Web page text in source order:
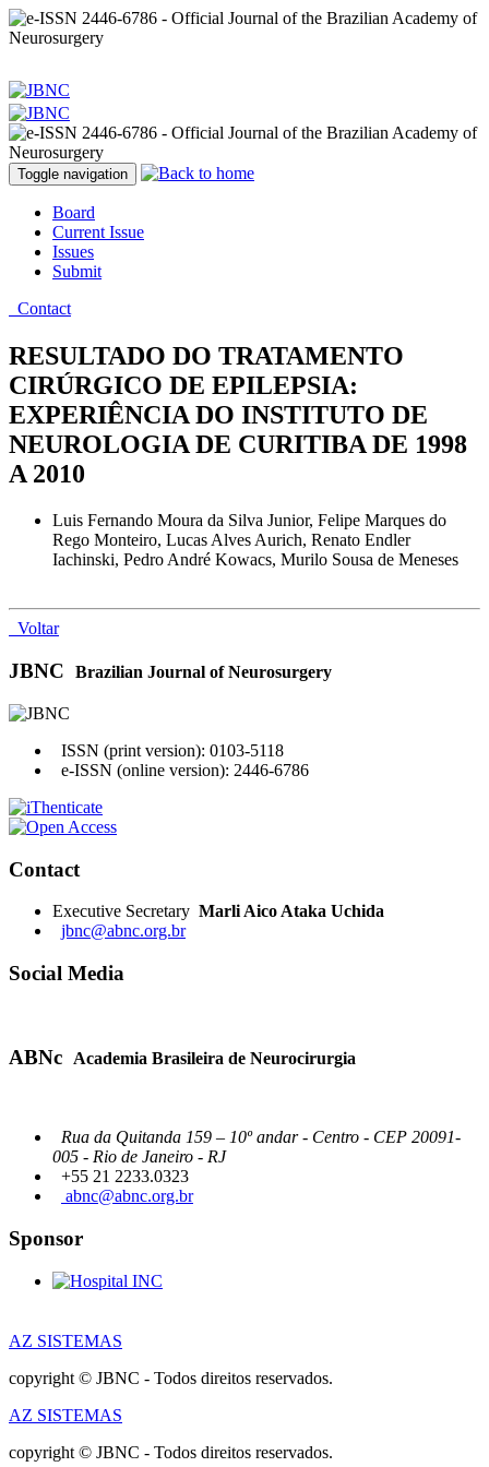
Toggle navigation
Board
Current Issue
Issues
Submit
Contact
RESULTADO DO TRATAMENTO
CIRÚRGICO DE EPILEPSIA:
EXPERIÊNCIA DO INSTITUTO DE
NEUROLOGIA DE CURITIBA DE 1998
A 2010
Luis Fernando Moura da Silva Junior, Felipe Marques do
Rego Monteiro, Lucas Alves Aurich, Renato Endler
Iachinski, Pedro André Kowacs, Murilo Sousa de Meneses
Voltar
JBNC Brazilian Journal of Neurosurgery
ISSN (print version): 0103-5118
e-ISSN (online version): 2446-6786
Contact
Executive Secretary Marli Aico Ataka Uchida
jbnc@abnc.org.br
Social Media
ABNc Academia Brasileira de Neurocirurgia
Rua da Quitanda 159 – 10º andar - Centro - CEP 20091-
005 - Rio de Janeiro - RJ
+55 21 2233.0323
abnc@abnc.org.br
Sponsor
AZ SISTEMAS
copyright © JBNC - Todos direitos reservados.
AZ SISTEMAS
copyright © JBNC - Todos direitos reservados.